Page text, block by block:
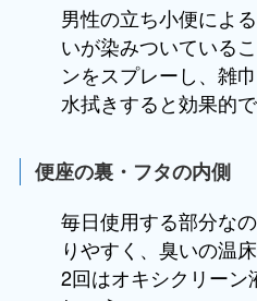
男性の立ち小便によ
いが染みついている
ンをスプレーし、雑
水拭きすると効果的で
便座の裏・フタの内側
毎日使用する部分な
りやすく、臭いの温
2回はオキシクリーン